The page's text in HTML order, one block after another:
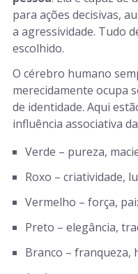
para ações decisivas,
a agressividade. Tudo
escolhido.
O cérebro humano
merecidamente ocupa
de identidade. Aqui
influência associativa
Verde – pureza,
Roxo – criatividade,
Vermelho – força,
Preto – elegância,
Branco – franqueza,